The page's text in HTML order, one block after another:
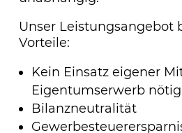
Unser Leistungsangebot
Vorteile:
Kein Einsatz eigener
Eigentumserwerb nötig
Bilanzneutralität